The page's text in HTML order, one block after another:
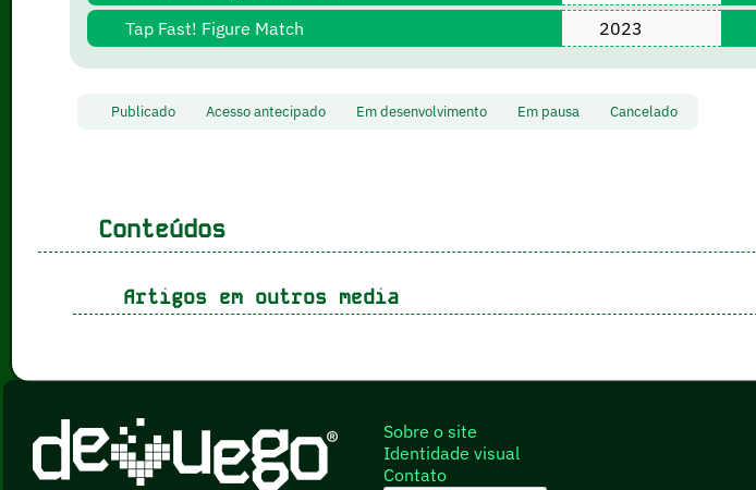
Tap Fast! Figure Match 2023
Publicado Acesso antecipado Em desenvolvimento Em pausa Cancelado
Conteúdos
Artigos em outros media
Sobre o site
Identidade visual
Contato